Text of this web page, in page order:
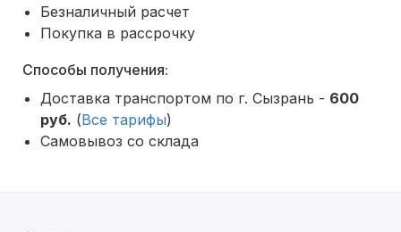
Безналичный расчет
Покупка в рассрочку
Способы получения:
Доставка транспортом по г. Сызрань - 600
руб. (Все тарифы)
Самовывоз со склада